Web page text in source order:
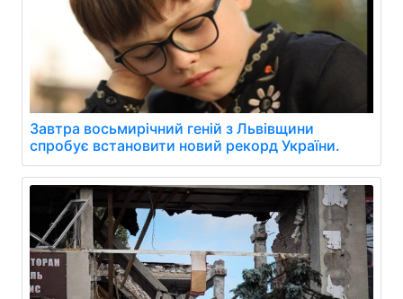
Завтра восьмирічний геній з Львівщини
спробує встановити новий рекорд України.